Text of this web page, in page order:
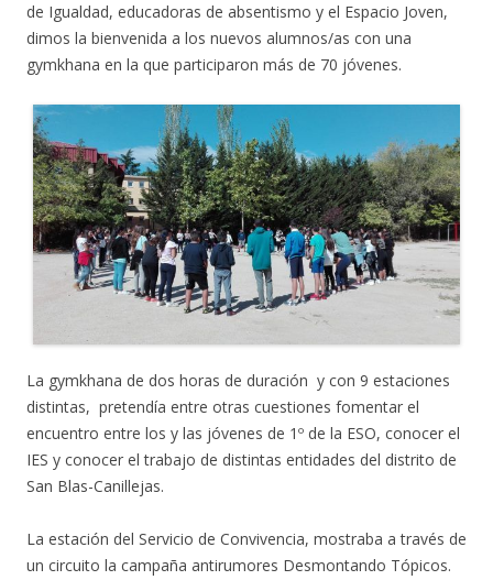
de Igualdad, educadoras de absentismo y el Espacio Joven,
dimos la bienvenida a los nuevos alumnos/as con una
gymkhana en la que participaron más de 70 jóvenes.
La gymkhana de dos horas de duración y con 9 estaciones
distintas, pretendía entre otras cuestiones fomentar el
encuentro entre los y las jóvenes de 1º de la ESO, conocer el
IES y conocer el trabajo de distintas entidades del distrito de
San Blas-Canillejas.
La estación del Servicio de Convivencia, mostraba a través de
un circuito la campaña antirumores Desmontando Tópicos.